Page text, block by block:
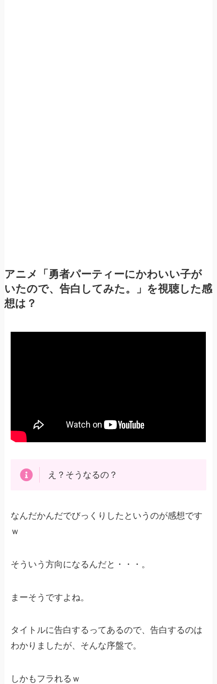
アニメ「勇者パーティーにかわいい子が
いたので、告白してみた。」を視聴した感
想は？
え？そうなるの？
なんだかんだでびっくりしたというのが感想です
ｗ
そういう方向になるんだと・・・。
まーそうですよね。
タイトルに告白するってあるので、告白するのは
わかりましたが、そんな序盤で。
しかもフラれるｗ